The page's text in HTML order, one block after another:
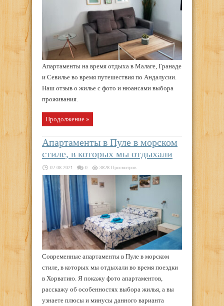
Апартаменты на время отдыха в Малаге, Гранаде
и Севилье во время путешествия по Андалусии.
Наш отзыв о жилье с фото и нюансами выбора
проживания.
Продолжение »
Апартаменты в Пуле в морском
стиле, в которых мы отдыхали
02.08.2021 0 3828 Просмотров
Современные апартаменты в Пуле в морском
стиле, в которых мы отдыхали во время поездки
в Хорватию. Я покажу фото апартаментов,
расскажу об особенностях выбора жилья, а вы
узнаете плюсы и минусы данного варианта